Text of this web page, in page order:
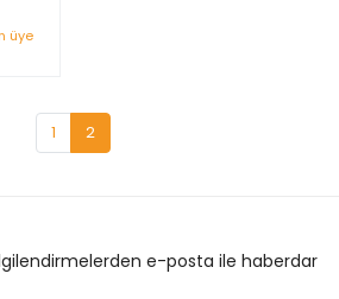
üye
1 2
e-posta ile haberdar